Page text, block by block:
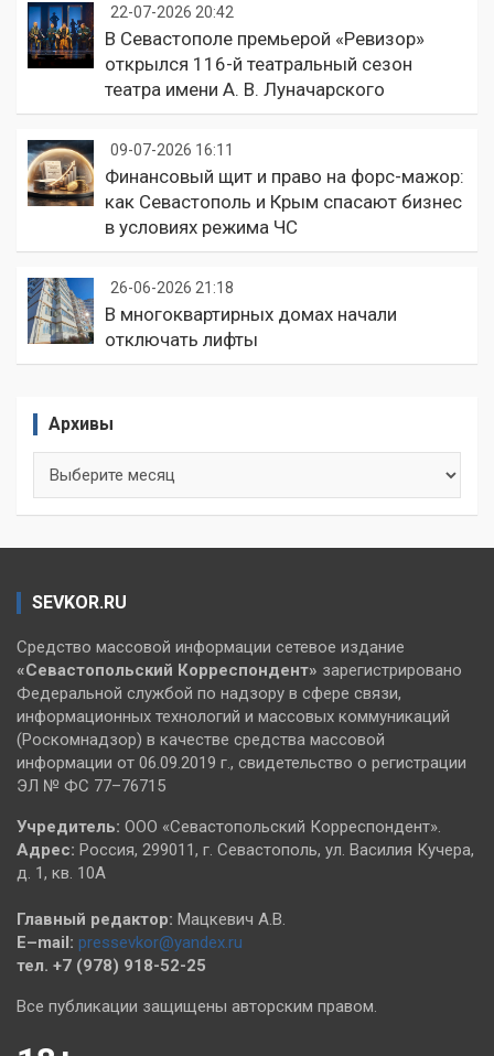
22-07-2026 20:42
В Севастополе премьерой «Ревизор»
открылся 116-й театральный сезон
театра имени А. В. Луначарского
09-07-2026 16:11
Финансовый щит и право на форс-мажор:
как Севастополь и Крым спасают бизнес
в условиях режима ЧС
26-06-2026 21:18
В многоквартирных домах начали
отключать лифты
Архивы
SEVKOR.RU
Средство массовой информации сетевое издание
«Севастопольский Корреспондент» зарегистрировано
Федеральной службой по надзору в сфере связи,
информационных технологий и массовых коммуникаций
(Роскомнадзор) в качестве средства массовой
информации от 06.09.2019 г., свидетельство о регистрации
ЭЛ № ФС 77–76715
Учредитель: ООО «Севастопольский Корреспондент».
Адрес: Россия, 299011, г. Севастополь, ул. Василия Кучера,
д. 1, кв. 10А
Главный редактор: Мацкевич А.В.
E–mail: pressevkor@yandex.ru
тел. +7 (978) 918-52-25
Все публикации защищены авторским правом.